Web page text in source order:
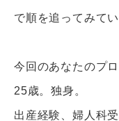
で順を追ってみて
今回のあなたのプ
25歳。独身。
出産経験、婦人科